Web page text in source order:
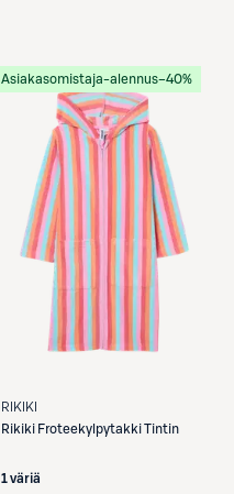
Asiakasomistaja-alennus−40%
RIKIKI
Rikiki Froteekylpytakki Tintin
1 väriä